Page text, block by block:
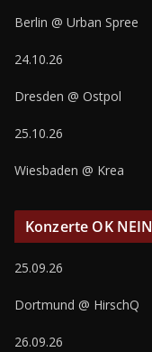
Berlin @ Urban Spree
24.10.26
Dresden @ Ostpol
25.10.26
Wiesbaden @ Krea
Konzerte OK NEIN
25.09.26
Dortmund @ HirschQ
26.09.26